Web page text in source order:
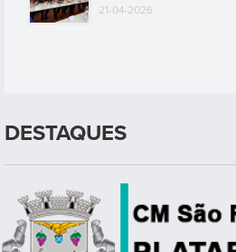
21-04-2026
DESTAQUES